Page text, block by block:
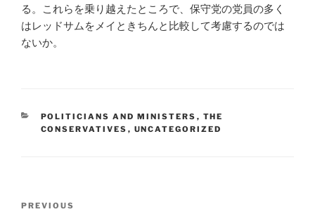
る。これらを乗り越えたところで、保守党の党員の多く
はレッドサムをメイときちんと比較して考慮するのでは
ないか。
CATEGORIES
POLITICIANS AND MINISTERS , THE
CONSERVATIVES , UNCATEGORIZED
Previous
PREVIOUS